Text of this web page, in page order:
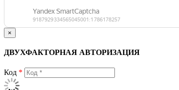
×
ДВУХФАКТОРНАЯ АВТОРИЗАЦИЯ
Код *